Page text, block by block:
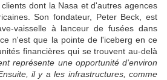
dont la Nasa et d'autres agences
Son fondateur, Peter Beck, est
vaisselle à lanceur de fusées dans
n'est que la pointe de l'iceberg en ce
financières qui se trouvent au-delà
représente une opportunité d'environ
il y a les infrastructures, comme